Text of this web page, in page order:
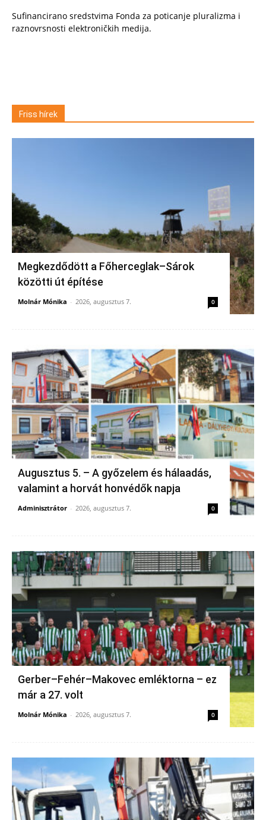
Sufinancirano sredstvima Fonda za poticanje pluralizma i
raznovrsnosti elektroničkih medija.
Friss hírek
Megkezdődött a Főherceglak–Sárok
közötti út építése
Molnár Mónika - 2026, augusztus 7. 0
Augusztus 5. – A győzelem és hálaadás,
valamint a horvát honvédők napja
Adminisztrátor - 2026, augusztus 7. 0
Gerber–Fehér–Makovec emléktorna – ez
már a 27. volt
Molnár Mónika - 2026, augusztus 7. 0